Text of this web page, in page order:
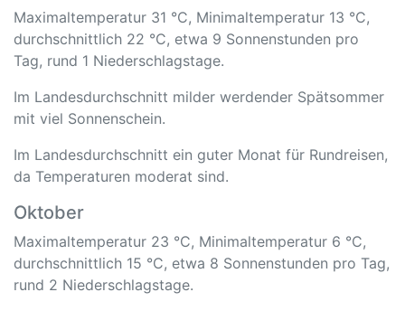
Maximaltemperatur 31 °C, Minimaltemperatur 13 °C,
durchschnittlich 22 °C, etwa 9 Sonnenstunden pro
Tag, rund 1 Niederschlagstage.
Im Landesdurchschnitt milder werdender Spätsommer
mit viel Sonnenschein.
Im Landesdurchschnitt ein guter Monat für Rundreisen,
da Temperaturen moderat sind.
Oktober
Maximaltemperatur 23 °C, Minimaltemperatur 6 °C,
durchschnittlich 15 °C, etwa 8 Sonnenstunden pro Tag,
rund 2 Niederschlagstage.